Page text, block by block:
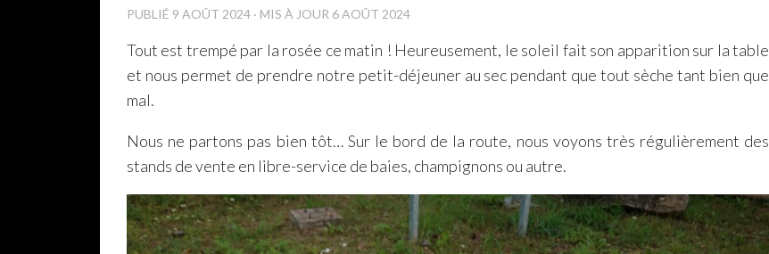
PUBLIÉ 9 AOÛT 2024 · MIS À JOUR 6 AOÛT 2024
Tout est trempé par la rosée ce matin ! Heureusement, le soleil fait son apparition sur la table
et nous permet de prendre notre petit-déjeuner au sec pendant que tout sèche tant bien que
mal.
Nous ne partons pas bien tôt… Sur le bord de la route, nous voyons très régulièrement des
stands de vente en libre-service de baies, champignons ou autre.